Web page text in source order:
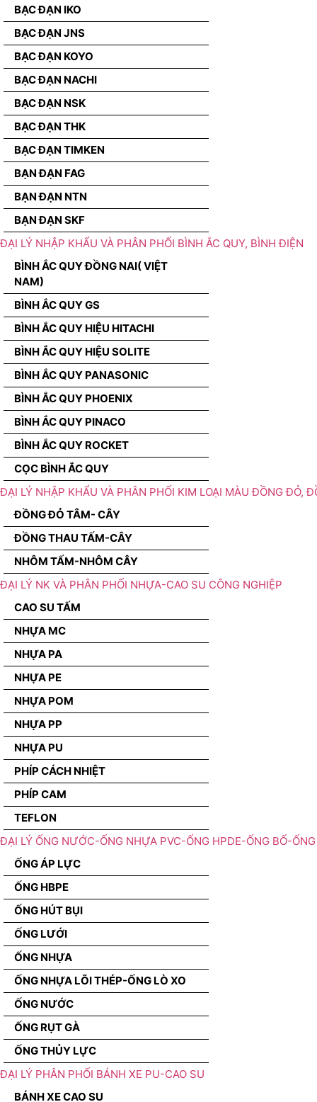
BẠC ĐẠN IKO
BẠC ĐẠN JNS
BẠC ĐẠN KOYO
BẠC ĐẠN NACHI
BẠC ĐẠN NSK
BẠC ĐẠN THK
BẠC ĐẠN TIMKEN
BẠN ĐẠN FAG
BẠN ĐẠN NTN
BẠN ĐẠN SKF
ĐẠI LÝ NHẬP KHẨU VÀ PHÂN PHỐI BÌNH ẮC QUY, BÌNH ĐIỆN
BÌNH ẮC QUY ĐỒNG NAI( VIỆT
NAM)
BÌNH ẮC QUY GS
BÌNH ẮC QUY HIỆU HITACHI
BÌNH ẮC QUY HIỆU SOLITE
BÌNH ẮC QUY PANASONIC
BÌNH ẮC QUY PHOENIX
BÌNH ẮC QUY PINACO
BÌNH ẮC QUY ROCKET
CỌC BÌNH ẮC QUY
ĐẠI LÝ NHẬP KHẨU VÀ PHÂN PHỐI KIM LOẠI MÀU ĐỒNG ĐỎ,
ĐỒNG ĐỎ TÂM- CÂY
ĐỒNG THAU TẤM-CÂY
NHÔM TẤM-NHÔM CÂY
ĐẠI LÝ NK VÀ PHÂN PHỐI NHỰA-CAO SU CÔNG NGHIỆP
CAO SU TẤM
NHỰA MC
NHỰA PA
NHỰA PE
NHỰA POM
NHỰA PP
NHỰA PU
PHÍP CÁCH NHIỆT
PHÍP CAM
TEFLON
ĐẠI LÝ ỐNG NƯỚC-ỐNG NHỰA PVC-ỐNG HPDE-ỐNG BỐ-
ỐNG ÁP LỰC
ỐNG HBPE
ỐNG HÚT BỤI
ỐNG LƯỚI
ỐNG NHỰA
ỐNG NHỰA LÕI THÉP-ỐNG LÒ XO
ỐNG NƯỚC
ỐNG RỤT GÀ
ỐNG THỦY LỰC
ĐẠI LÝ PHÂN PHỐI BÁNH XE PU-CAO SU
BÁNH XE CAO SU